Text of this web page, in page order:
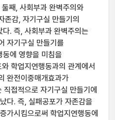
째, 사회부과 완벽주의와
존감, 자기구실 만들기의
. 즉, 사회부과 완벽주의는
자기구실 만들기를
에 영향을 미침을
학업지연행동과의 관계에서
완전이중매개효과가
접적으로 자기구실 만들기에
다. 즉, 실패공포가 자존감을
가시킴으로써 학업지연행동에